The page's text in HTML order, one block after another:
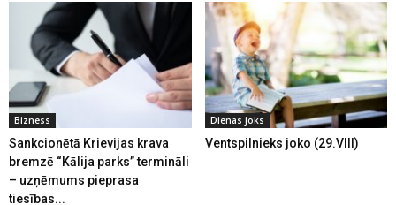
Bizness
Sankcionētā Krievijas krava
bremzē “Kālija parks” termināli
– uzņēmums pieprasa
tiesības...
Dienas joks
Ventspilnieks joko (29.VIII)